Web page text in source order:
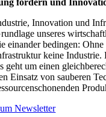
för­dern und
Innovation und
unseres
einander bedingen:
keine
geht um einen
Einsatz von sauberen
Newsletter